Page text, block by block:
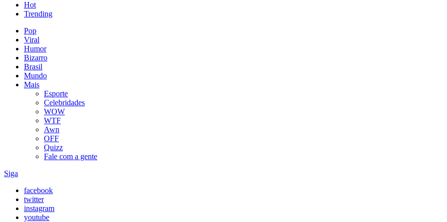
Hot
Trending
Pop
Viral
Humor
Bizarro
Brasil
Mundo
Mais
Esporte
Celebridades
WOW
WTF
Awn
OFF
Quizz
Fale com a gente
Siga
facebook
twitter
instagram
youtube